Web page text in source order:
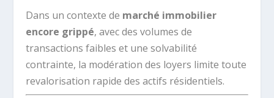
Dans un contexte de marché immobilier
encore grippé, avec des volumes de
transactions faibles et une solvabilité
contrainte, la modération des loyers limite toute
revalorisation rapide des actifs résidentiels.